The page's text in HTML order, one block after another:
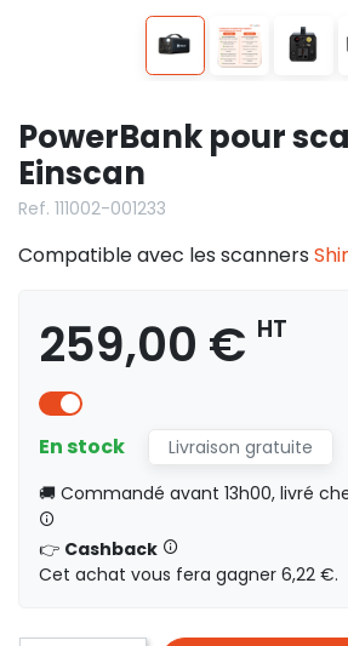
PowerBank pour
Einscan
Ref. 111002-001233
Compatible avec les scanners
259,00 € HT
En stock
Livraison gratuite
🚚 Commandé avant 13h00, livré
👉 Cashback
Cet achat vous fera gagner 6,22 €.